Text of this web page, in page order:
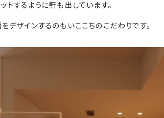
トするように軒も出しています。
デザインするのもいここちのこだわりです。